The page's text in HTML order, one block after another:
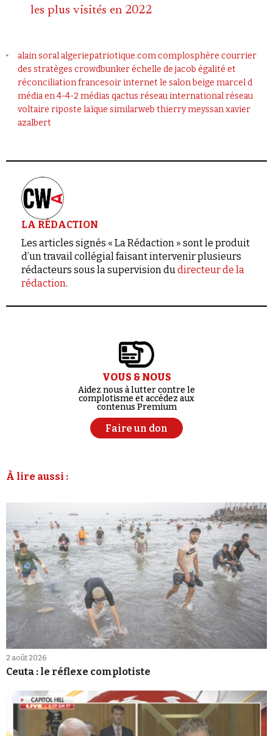
les plus visités en 2022
alain soral algeriepatriotique.comcomplosphère courrier
des stratèges crowdbunkeréchelle de jacob égalité et
réconciliationfrancesoir internetle salon beige marcel d
média en 4-4-2 médias qactus réseau internationalréseau
voltaire riposte laïque similarweb thierry meyssanxavier
azalbert
LA RÉDACTION
Les articles signés « La Rédaction » sont le produit
d’un travail collégial faisant intervenir plusieurs
rédacteurs sous la supervision du directeur de la
rédaction.
VOUS & NOUS
Aidez nous à lutter contre le
complotisme et accédez aux
contenus Premium
Faire un don
À lire aussi :
2 août 2026
Ceuta : le réflexe complotiste